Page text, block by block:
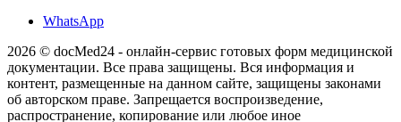
WhatsApp
2026 © docMed24 - онлайн-сервис готовых форм медицинской
документации. Все права защищены. Вся информация и
контент, размещенные на данном сайте, защищены законами
об авторском праве. Запрещается воспроизведение,
распространение, копирование или любое иное